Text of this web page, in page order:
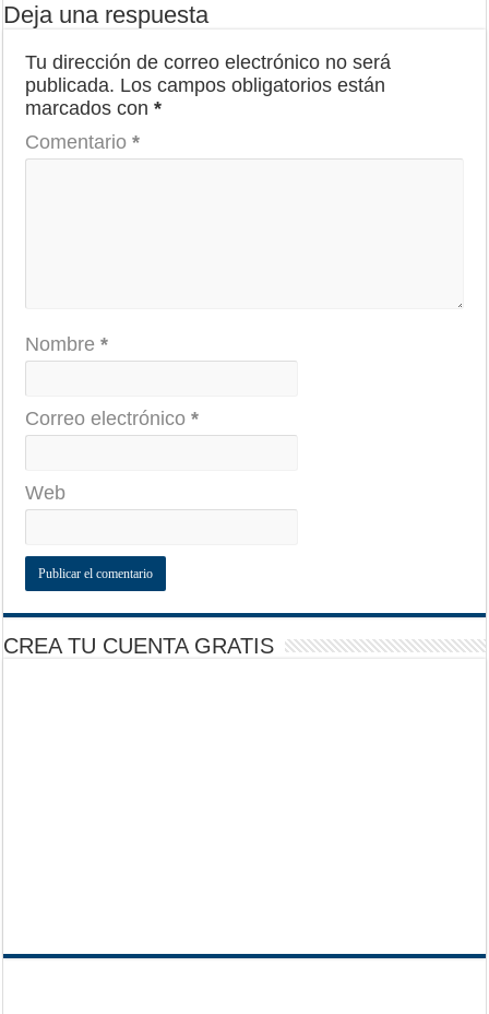
Deja una respuesta
Tu dirección de correo electrónico no será
publicada. Los campos obligatorios están
marcados con*
Comentario*
Nombre*
Correo electrónico*
Web
CREA TU CUENTA GRATIS